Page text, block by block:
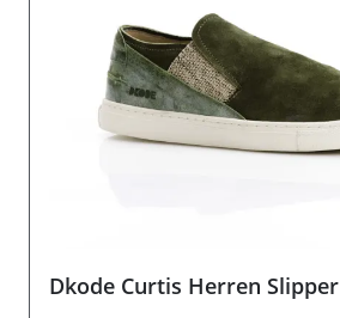
Dkode Curtis Herren Slipper